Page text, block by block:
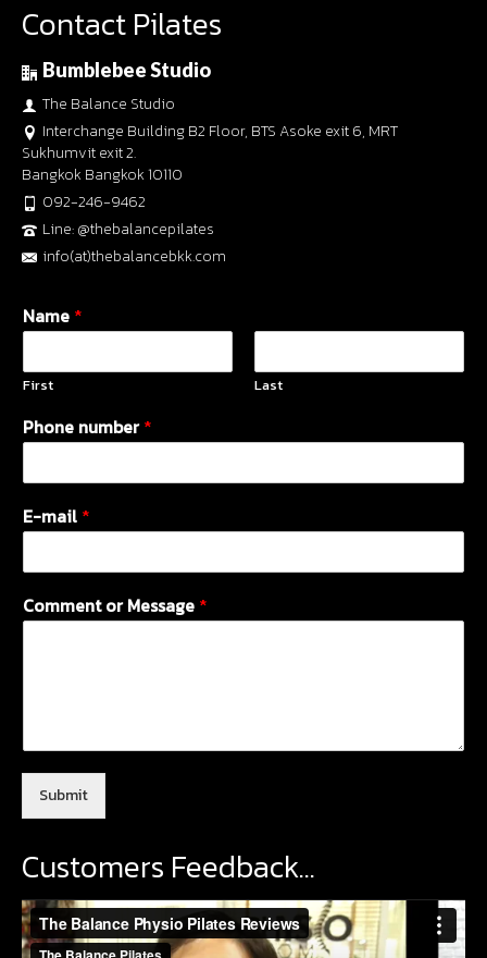
Contact Pilates
Bumblebee Studio
The Balance Studio
Interchange Building B2 Floor, BTS Asoke exit 6, MRT
Sukhumvit exit 2.
Bangkok Bangkok 10110
092-246-9462
Line: @thebalancepilates
info(at)thebalancebkk.com
Name *
First Last
Phone number*
E-mail *
Comment or Message *
Submit
Customers Feedback…
Video
Player